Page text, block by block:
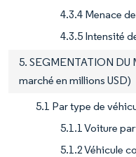
4.3.4 Menace
4.3.5 Intensité
5. SEGMENTATION DU
marché en millions USD)
5.1 Par type de
5.1.1 Voiture
5.1.2 Véhicule